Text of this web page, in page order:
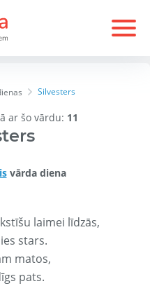
Silvesters
ar šo vārdu: 11
vārda diena
laimei līdzās,
stars.
matos,
pats.